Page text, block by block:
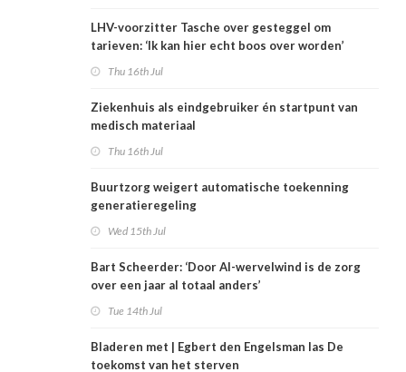
LHV-voorzitter Tasche over gesteggel om
tarieven: ‘Ik kan hier echt boos over worden’
Thu 16th Jul
Ziekenhuis als eindgebruiker én startpunt van
medisch materiaal
Thu 16th Jul
Buurtzorg weigert automatische toekenning
generatieregeling
Wed 15th Jul
Bart Scheerder: ‘Door AI-wervelwind is de zorg
over een jaar al totaal anders’
Tue 14th Jul
Bladeren met | Egbert den Engelsman las De
toekomst van het sterven